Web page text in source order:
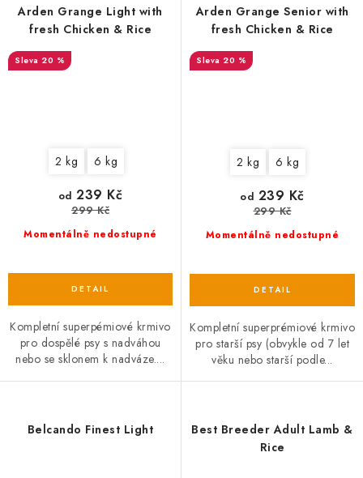
Arden Grange Light with
fresh Chicken & Rice
20 %
2 kg 6 kg
Momentálně nedostupné
od 239 Kč
299 Kč
Kompletní superpémiové krmivo
pro dospělé psy s nadváhou
nebo se sklonem k nadváze....
Arden Grange Senior with
fresh Chicken & Rice
20 %
2 kg 6 kg
Momentálně nedostupné
od 239 Kč
299 Kč
Kompletní superprémiové krmivo
pro starší psy (obvykle od 7 let
věku nebo starší podle...
Belcando Finest Light
Best Breeder Adult Lamb &
Rice